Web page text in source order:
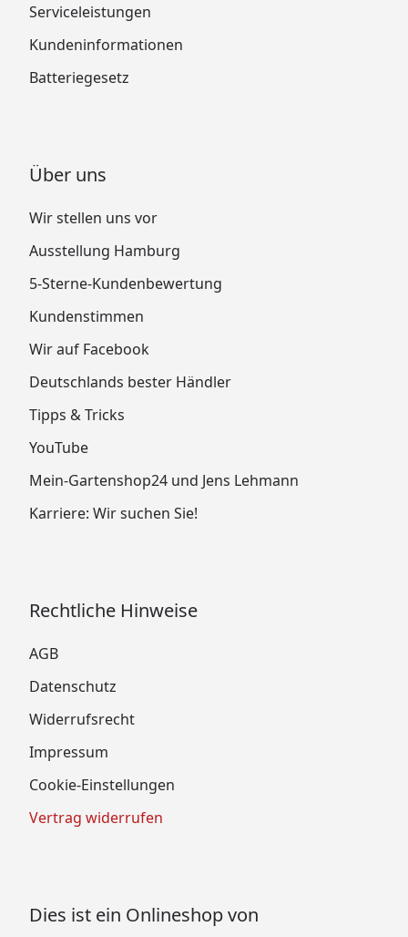
Serviceleistungen
Kundeninformationen
Batteriegesetz
Über uns
Wir stellen uns vor
Ausstellung Hamburg
5-Sterne-Kundenbewertung
Kundenstimmen
Wir auf Facebook
Deutschlands bester Händler
Tipps & Tricks
YouTube
Mein-Gartenshop24 und Jens Lehmann
Karriere: Wir suchen Sie!
Rechtliche Hinweise
AGB
Datenschutz
Widerrufsrecht
Impressum
Cookie-Einstellungen
Vertrag widerrufen
Dies ist ein Onlineshop von